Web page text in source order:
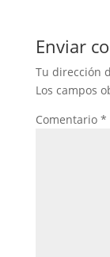
Enviar
Tu dirección
Los campos
Comentario *